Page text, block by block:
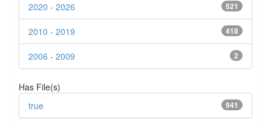
521
2020 - 2026
418
2010 - 2019
2
2006 - 2009
Has File(s)
941
true